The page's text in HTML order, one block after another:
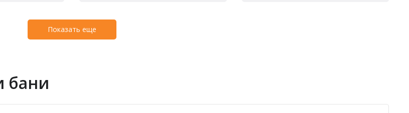
Показать еще
бани